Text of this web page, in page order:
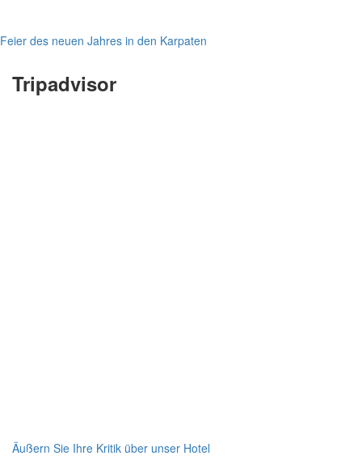
Feier des neuen Jahres in den Karpaten
Tripadvisor
Äußern Sie Ihre Kritik über unser Hotel